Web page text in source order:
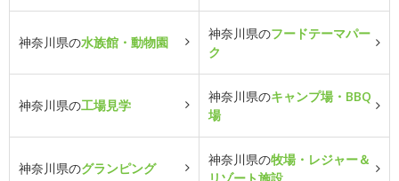
神奈川県の水族館・動物園
神奈川県のフードテーマパー
ク
神奈川県の工場見学
神奈川県のキャンプ場・BBQ
場
神奈川県のグランピング
神奈川県の牧場・レジャー＆
リゾート施設